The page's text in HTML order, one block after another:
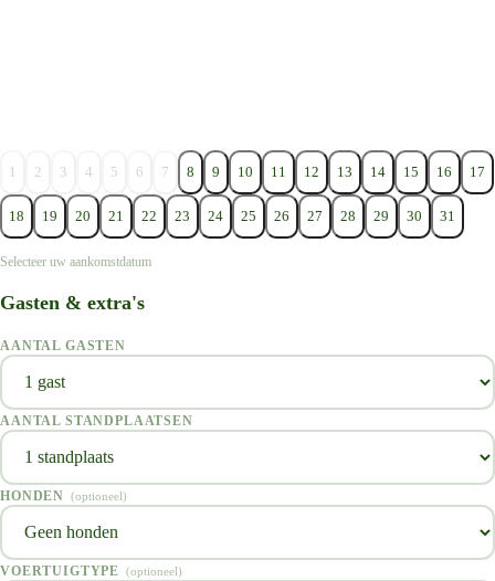
1 2 3 4 5 6 7 8 9 10 11 12 13 14 15 16 17
18 19 20 21 22 23 24 25 26 27 28 29 30 31
Selecteer uw aankomstdatum
Gasten & extra's
AANTAL GASTEN
AANTAL STANDPLAATSEN
HONDEN (optioneel)
VOERTUIGTYPE (optioneel)